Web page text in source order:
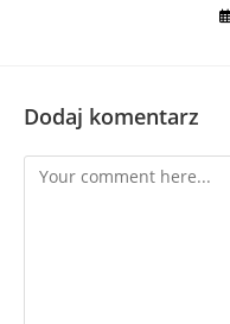
Dodaj komentarz